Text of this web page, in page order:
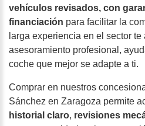
vehículos revisados, con
financiación para facilitar la
larga experiencia en el sector te
asesoramiento profesional,
coche que mejor se adapte a ti.
Comprar en nuestros
Sánchez en Zaragoza permite
historial claro, revisiones